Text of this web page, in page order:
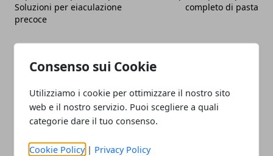
Consenso sui Cookie
Utilizziamo i cookie per ottimizzare il nostro sito
web e il nostro servizio. Puoi scegliere a quali
categorie dare il tuo consenso.
Cookie Policy | Privacy Policy
Soluzioni per eiaculazione
precoce
completo di pasta
Redazione